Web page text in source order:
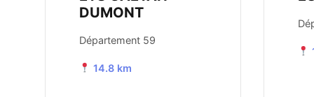
DUMONT
Département 59
14.8 km